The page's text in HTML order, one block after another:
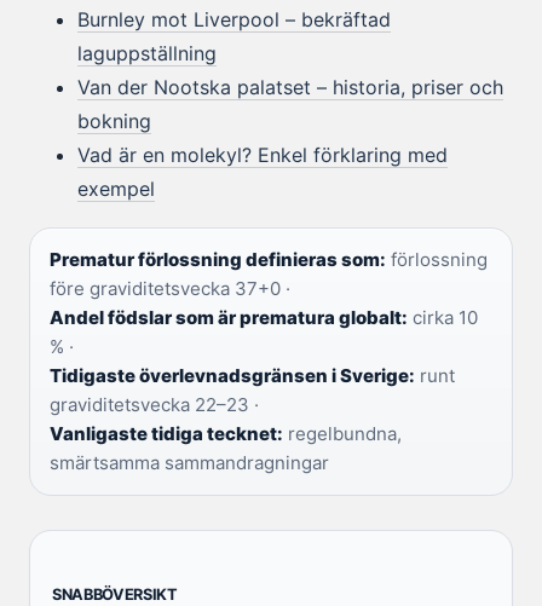
Burnley mot Liverpool – bekräftad
laguppställning
Van der Nootska palatset – historia, priser och
bokning
Vad är en molekyl? Enkel förklaring med
exempel
Prematur förlossning definieras som: förlossning
före graviditetsvecka 37+0 ·
Andel födslar som är prematura globalt: cirka 10
% ·
Tidigaste överlevnadsgränsen i Sverige: runt
graviditetsvecka 22–23 ·
Vanligaste tidiga tecknet: regelbundna,
smärtsamma sammandragningar
SNABBÖVERSIKT